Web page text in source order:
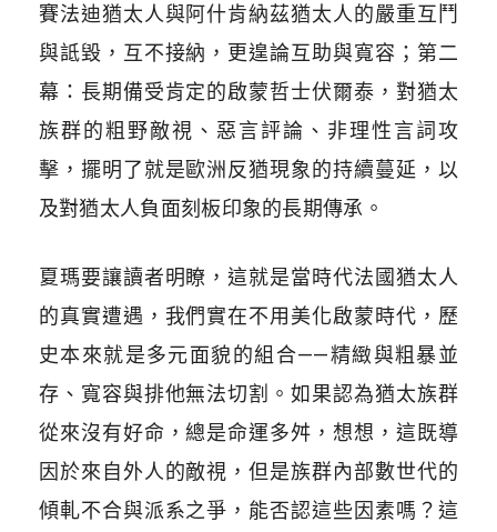
賽法迪猶太人與阿什肯納茲猶太人的嚴重互鬥
與詆毀，互不接納，更遑論互助與寬容；第二
幕：長期備受肯定的啟蒙哲士伏爾泰，對猶太
族群的粗野敵視、惡言評論、非理性言詞攻
擊，擺明了就是歐洲反猶現象的持續蔓延，以
及對猶太人負面刻板印象的長期傳承。
夏瑪要讓讀者明瞭，這就是當時代法國猶太人
的真實遭遇，我們實在不用美化啟蒙時代，歷
史本來就是多元面貌的組合——精緻與粗暴並
存、寬容與排他無法切割。如果認為猶太族群
從來沒有好命，總是命運多舛，想想，這既導
因於來自外人的敵視，但是族群內部數世代的
傾軋不合與派系之爭，能否認這些因素嗎？這